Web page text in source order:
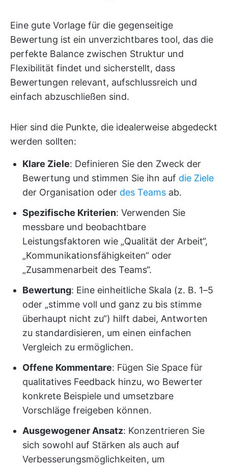
Eine gute Vorlage für die gegenseitige
Bewertung ist ein unverzichtbares tool, das die
perfekte Balance zwischen Struktur und
Flexibilität findet und sicherstellt, dass
Bewertungen relevant, aufschlussreich und
einfach abzuschließen sind.
Hier sind die Punkte, die idealerweise abgedeckt
werden sollten:
Klare Ziele: Definieren Sie den Zweck der
Bewertung und stimmen Sie ihn auf die Ziele
der Organisation oder des Teams ab.
Spezifische Kriterien: Verwenden Sie
messbare und beobachtbare
Leistungsfaktoren wie „Qualität der Arbeit“,
„Kommunikationsfähigkeiten“ oder
„Zusammenarbeit des Teams“.
Bewertung: Eine einheitliche Skala (z. B. 1–5
oder „stimme voll und ganz zu bis stimme
überhaupt nicht zu“) hilft dabei, Antworten
zu standardisieren, um einen einfachen
Vergleich zu ermöglichen.
Offene Kommentare: Fügen Sie Space für
qualitatives Feedback hinzu, wo Bewerter
konkrete Beispiele und umsetzbare
Vorschläge freigeben können.
Ausgewogener Ansatz: Konzentrieren Sie
sich sowohl auf Stärken als auch auf
Verbesserungsmöglichkeiten, um